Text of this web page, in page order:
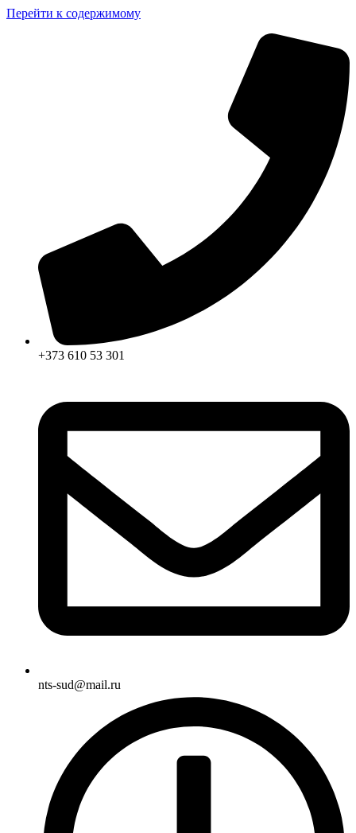
Перейти к содержимому
+373 610 53 301
nts-sud@mail.ru